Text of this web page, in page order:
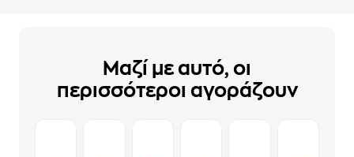
Μαζί με αυτό, οι
περισσότεροι αγοράζουν